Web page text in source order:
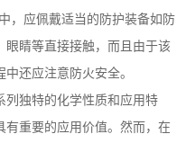
，应佩戴适当的防护装备如防
眼睛等直接接触，而且由于该
还应注意防火安全。
列独特的化学性质和应用特
有重要的应用价值。然而，在